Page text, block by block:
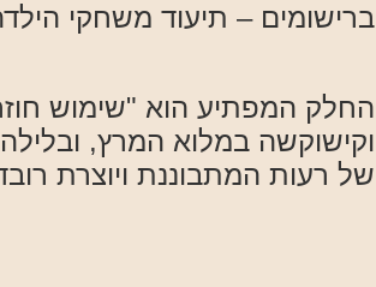
ברישומים – תיעוד משחקי
החלק המפתיע הוא "שימוש
וקישוקשה במלוא המרץ,
של רעות המתבוננת ויוצרת